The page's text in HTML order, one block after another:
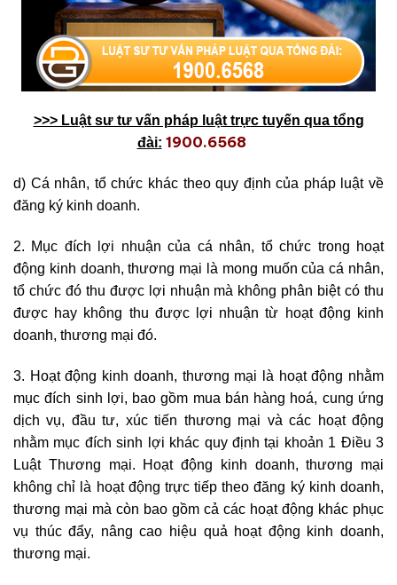
>>> Luật sư tư vấn pháp luật trực tuyến qua tổng
đài: 1900.6568
d) Cá nhân, tổ chức khác theo quy định của pháp luật về
đăng ký kinh doanh.
2. Mục đích lợi nhuận của cá nhân, tổ chức trong hoạt
động kinh doanh, thương mại là mong muốn của cá nhân,
tổ chức đó thu được lợi nhuận mà không phân biệt có thu
được hay không thu được lợi nhuận từ hoạt động kinh
doanh, thương mại đó.
3. Hoạt động kinh doanh, thương mại là hoạt động nhằm
mục đích sinh lợi, bao gồm mua bán hàng hoá, cung ứng
dịch vụ, đầu tư, xúc tiến thương mại và các hoạt động
nhằm mục đích sinh lợi khác quy định tại khoản 1 Điều 3
Luật Thương mại. Hoạt động kinh doanh, thương mại
không chỉ là hoạt động trực tiếp theo đăng ký kinh doanh,
thương mại mà còn bao gồm cả các hoạt động khác phục
vụ thúc đẩy, nâng cao hiệu quả hoạt động kinh doanh,
thương mại.